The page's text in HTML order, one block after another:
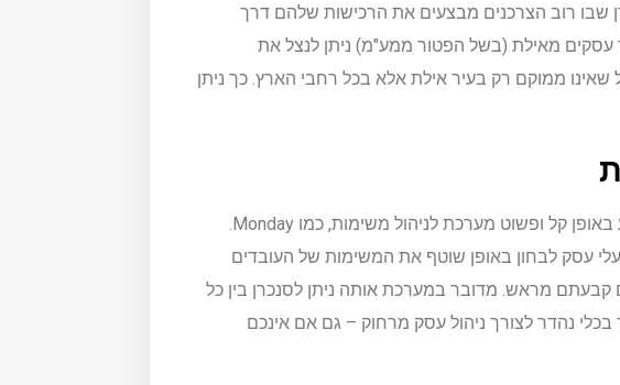
שבו רוב הצרכנים מבצעים את הרכישות שלהם דרך
עסקים מאילת (בשל הפטור ממע"מ) ניתן לנצל את
שאינו ממוקם רק בעיר אילת אלא בכל רחבי הארץ. כך ניתן
כדי לייעל את הפעילות של העסק ניתן להטמיע באופן קל ופשוט מערכת לניהול משימות, כמו Monday.
עסק לבחון באופן שוטף את המשימות של העובדים
מראש. מדובר במערכת אותה ניתן לסנכרן בין כל
בכלי נהדר לצורך ניהול עסק מרחוק – גם אם אינכם